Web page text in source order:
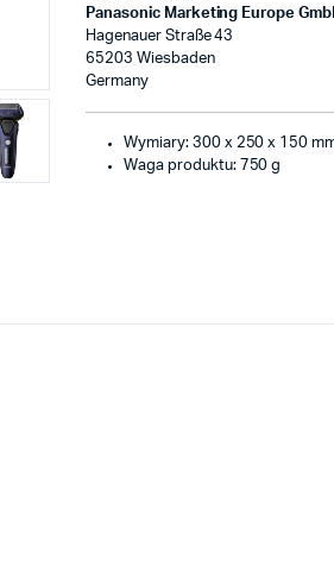
Panasonic Marketing Europe
Hagenauer Straße 43
65203 Wiesbaden
Germany
Wymiary: 300 x 250 x 150
Waga produktu: 750 g